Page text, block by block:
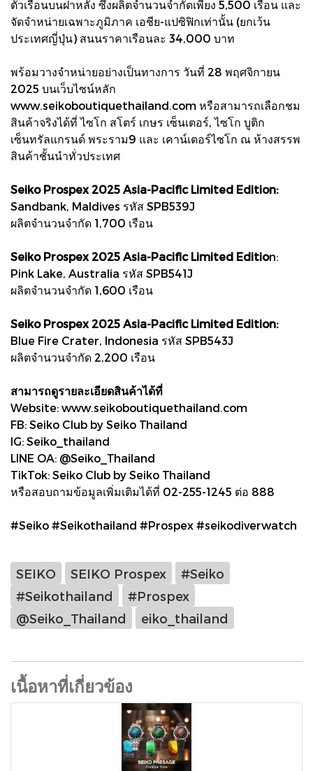
ตัวเรือนบนฝาหลัง ซึ่งผลิตจำนวนจำกัดเพียง 5,500 เรือน และ
จัดจำหน่ายเฉพาะภูมิภาค เอชีย-แปซิฟิกเท่านั้น (ยกเว้น
ประเทศญี่ปุ่น) สนนราคาเรือนละ 34,000 บาท
พร้อมวางจำหน่ายอย่างเป็นทางการ วันที่ 28 พฤศจิกายน
2025 บนเว็บไซน์หลัก
www.seikoboutiquethailand.com หรือสามารถเลือกชม
สินค้าจริงได้ที่ ไซโก สโตร์ เกษร เซ็นเตอร์, ไซโก บูติก
เซ็นทรัลแกรนด์ พระราม9 และ เคาน์เตอร์ไซโก ณ ห้างสรรพ
สินค้าชั้นนำทั่วประเทศ
Seiko Prospex 2025 Asia-Pacific Limited Edition:
Sandbank, Maldives รหัส SPB539J
ผลิตจำนวนจำกัด 1,700 เรือน
Seiko Prospex 2025 Asia-Pacific Limited Edition:
Pink Lake, Australia รหัส SPB541J
ผลิตจำนวนจำกัด 1,600 เรือน
Seiko Prospex 2025 Asia-Pacific Limited Edition:
Blue Fire Crater, Indonesia รหัส SPB543J
ผลิตจำนวนจำกัด 2,200 เรือน
สามารถดูรายละเอียดสินค้าได้ที่
Website: www.seikoboutiquethailand.com
FB: Seiko Club by Seiko Thailand
IG: Seiko_thailand
LINE OA: @Seiko_Thailand
TikTok: Seiko Club by Seiko Thailand
หรือสอบถามข้อมูลเพิ่มเติมได้ที่ 02-255-1245 ต่อ 888
#Seiko #Seikothailand #Prospex #seikodiverwatch
SEIKO SEIKO Prospex
#Seiko
#Seikothailand
#Prospex
@Seiko_Thailand
eiko_thailand
เนื้อหาที่เกี่ยวข้อง